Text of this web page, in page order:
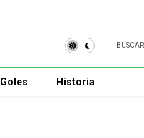
BUSCAR
Goles Historia